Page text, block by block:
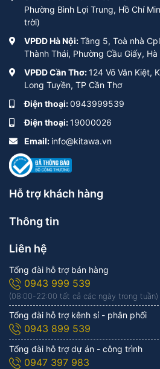
Phường Bình Lợi Trung, Hồ Chí
trời)
VPĐD Hà Nội:Tầng 5, Toà nhà
Thành Thái, Phường Cầu Giấy, Hà
VPĐD Cần Thơ:124 Võ Văn Kiệt,
Long Tuyền, TP Cần Thơ
Điện thoại:0943999539
Điện thoại:19000026
Email: info@kitawa.vn
Hỗ trợ khách hàng
Thông tin
Liên hệ
Tổng đài hỗ trợ bán hàng
0943 999 539
(08:00-22:00 tất cả các ngày trong tuần)
Tổng đài hỗ trợ kênh sỉ - phân phối
0943 899 539
Tổng đài hỗ trợ dự án - công trình
0947 397 983